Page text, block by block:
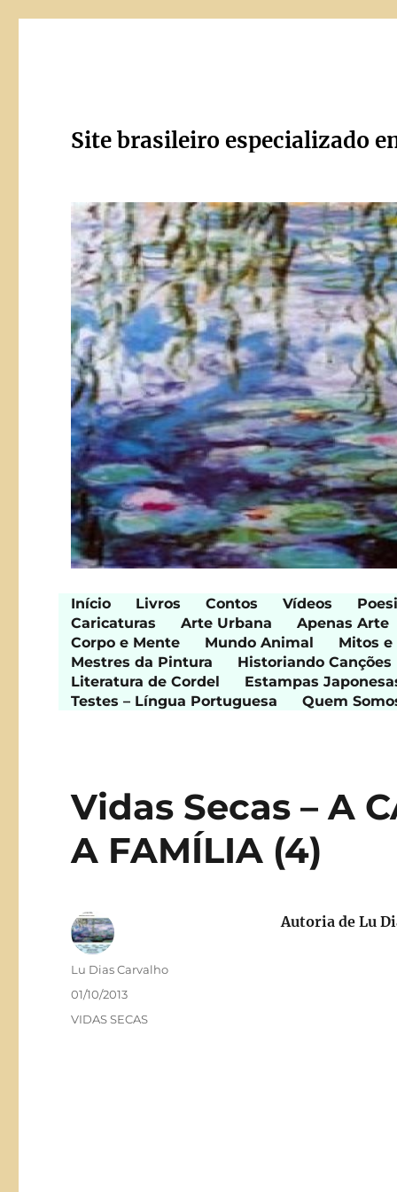
Site brasileiro especializado
Início Livros Contos Vídeos
Caricaturas
Arte Urbana
Apenas Arte
Corpo e Mente
Mundo Animal
Mitos e
Mestres da Pintura
Historiando Canções
Literatura de Cordel
Estampas
Testes – Língua Portuguesa
Quem
Vidas Secas – A
A FAMÍLIA (4)
Autoria de Lu
Autor
Lu Dias Carvalho
Publicado
em
01/10/2013
Categorias
VIDAS SECAS